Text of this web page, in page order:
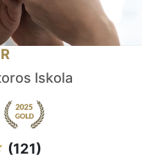
Iskola
(121)